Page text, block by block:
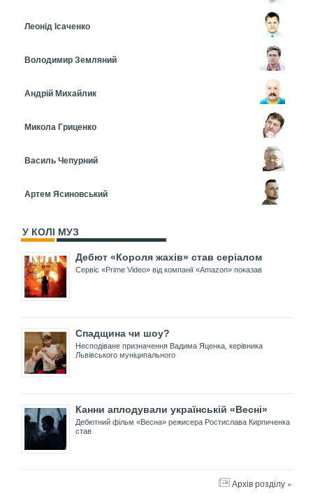
Леонід Ісаченко
Володимир Земляний
Андрій Михайлик
Микола Гриценко
Василь Чепурний
Артем Ясиновський
У КОЛІ МУЗ
Дебют «Короля жахів» став серіалом
Сервіс «Prime Video» від компанії «Amazon» показав
Спадщина чи шоу?
Несподіване призначення Вадима Яценка, керівника
Львівського муніципального
Канни аплодували українській «Весні»
Дебютний фільм «Весна» режисера Ростислава Кирпиченка
став
Архів розділу »